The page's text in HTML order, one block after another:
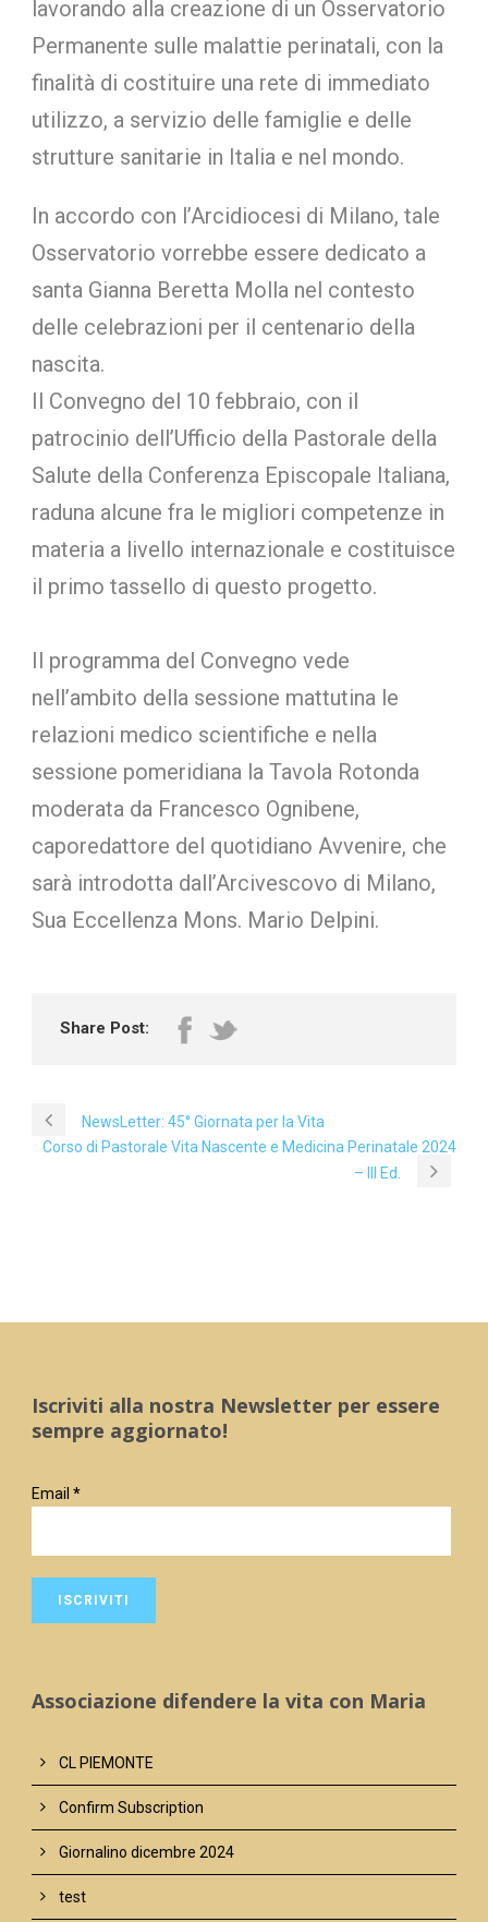
lavorando alla creazione di un Osservatorio
Permanente sulle malattie perinatali, con la
finalità di costituire una rete di immediato
utilizzo, a servizio delle famiglie e delle
strutture sanitarie in Italia e nel mondo.
In accordo con l’Arcidiocesi di Milano, tale
Osservatorio vorrebbe essere dedicato a
santa Gianna Beretta Molla nel contesto
delle celebrazioni per il centenario della
nascita.
Il Convegno del 10 febbraio, con il
patrocinio dell’Ufficio della Pastorale della
Salute della Conferenza Episcopale Italiana,
raduna alcune fra le migliori competenze in
materia a livello internazionale e costituisce
il primo tassello di questo progetto.
Il programma del Convegno vede
nell’ambito della sessione mattutina le
relazioni medico scientifiche e nella
sessione pomeridiana la Tavola Rotonda
moderata da Francesco Ognibene,
caporedattore del quotidiano Avvenire, che
sarà introdotta dall’Arcivescovo di Milano,
Sua Eccellenza Mons. Mario Delpini.
Share Post:
NewsLetter: 45° Giornata per la Vita
Corso di Pastorale Vita Nascente e Medicina Perinatale 2024
– III Ed.
Iscriviti alla nostra Newsletter per essere
sempre aggiornato!
Email *
Associazione difendere la vita con Maria
CL PIEMONTE
Confirm Subscription
Giornalino dicembre 2024
test